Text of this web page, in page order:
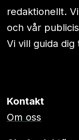
redaktionellt.
och vår
Vi vill guida
Kontakt
Om oss